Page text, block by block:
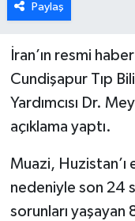
Paylaş
İran’ın resmi
Cundişapur Tıp
Yardımcısı Dr.
açıklama yaptı.
Muazi, Huzistan’ı
nedeniyle son 24
sorunları yaşayan